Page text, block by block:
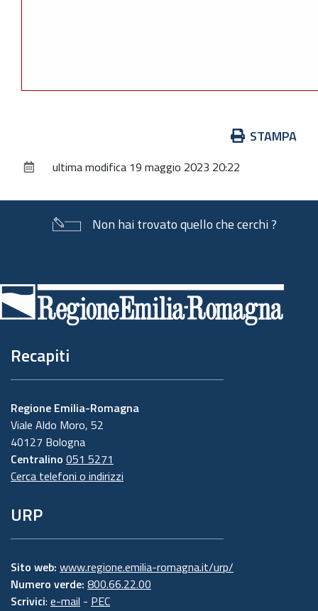
documento
STAMPA
ultima modifica 19 maggio 2023 20:22
Non hai trovato quello che cerchi ?
di
pagina
Recapiti
Regione Emilia-Romagna
Viale Aldo Moro, 52
40127 Bologna
Centralino 051 5271
Cerca telefoni o indirizzi
URP
Sito web: www.regione.emilia-romagna.it/urp/
Numero verde: 800.66.22.00
Scrivici: e-mail - PEC